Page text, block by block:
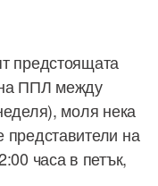
предстоящата
ППЛ между
моля нека
представители на
часа в петък,